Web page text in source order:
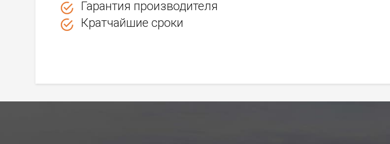
Гарантия производителя
Кратчайшие сроки